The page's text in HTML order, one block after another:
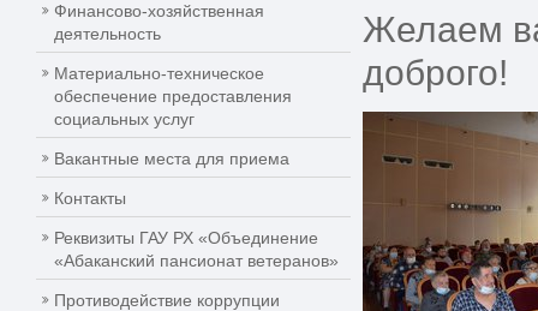
Финансово-хозяйственная
деятельность
Материально-техническое
обеспечение предоставления
социальных услуг
Вакантные места для приема
Контакты
Реквизиты ГАУ РХ «Объединение
«Абаканский пансионат ветеранов»
Противодействие коррупции
Желаем
доброго!